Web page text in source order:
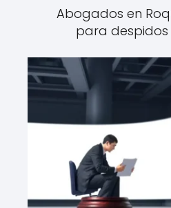
Abogados en
para despidos